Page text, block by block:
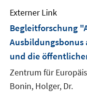
Externer Link
Begleitforschung
und die
Zentrum für
Bonin, Holger, Dr.